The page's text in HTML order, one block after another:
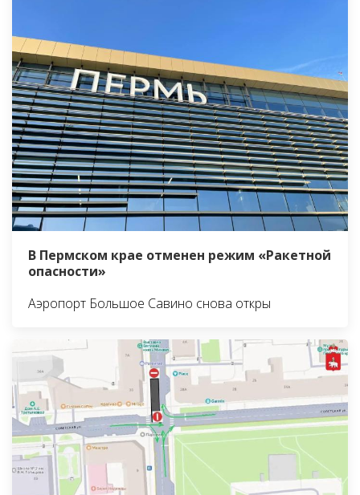
В Пермском крае отменен режим «Ракетной
опасности»
Аэропорт Большое Савино снова откры